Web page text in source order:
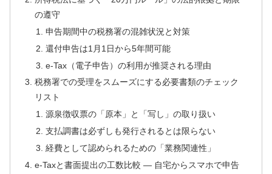
の遵守
申告期間中の税務署の混雑状況と対策
還付申告は1月1日から5年間可能
e-Tax（電子申告）の利用が推奨される理由
税務署での受理をスムーズにする必要書類のチェック
リスト
源泉徴収票の「原本」と「写し」の取り扱い
支払調書は必ずしも発行されるとは限らない
経費として認められるための「業務関連性」
e-Taxと書面提出の工数比較 — 自宅からスマホで申告